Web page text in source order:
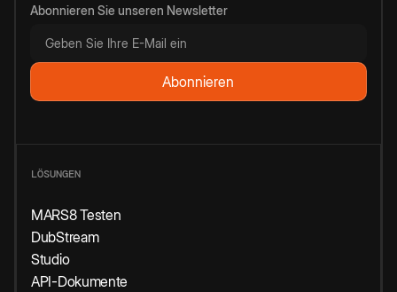
Abonnieren Sie unseren Newsletter
LÖSUNGEN
MARS8 Testen
DubStream
Studio
API-Dokumente